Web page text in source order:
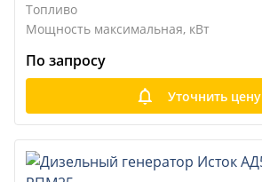
Топливо
Мощность максимальная, кВт
По запросу
Уточнить цену